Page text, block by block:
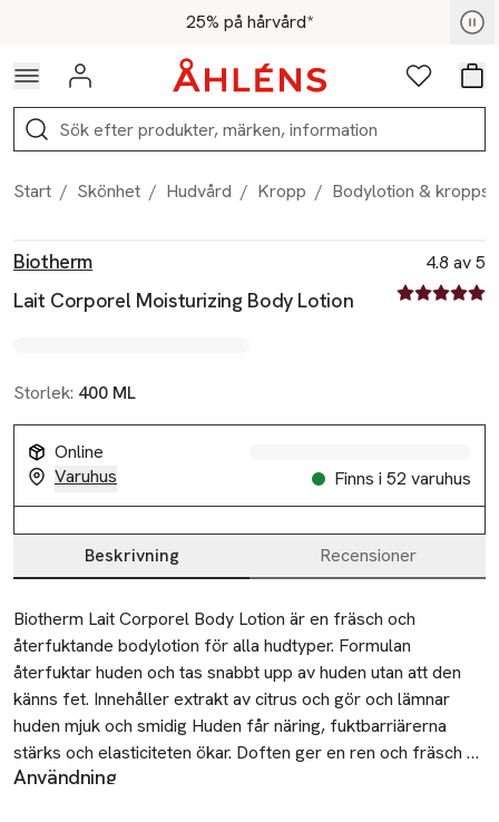
Hoppa till navigationsmenyn25% på hårvård*
För medlemmar - Shoppa nu
Logga in Favoriter
Sök
Start / Skönhet / Hudvård / Kropp / Bodylotion &
Biotherm
Lait Corporel Moisturizing Body Lotion
4.8 av 5
4.8 av fem
Storlek: 400 ML
Online
Varuhus
Finns i 52 varuhus
Beskrivning Recensioner
Beskrivning
Biotherm Lait Corporel Body Lotion är en fräsch och
återfuktande bodylotion för alla hudtyper. Formulan
återfuktar huden och tas snabbt upp av huden utan att den
känns fet. Innehåller extrakt av citrus och gör och lämnar
huden mjuk och smidig Huden får näring, fuktbarriärerna
stärks och elasticiteten ökar. Doften ger en ren och fräsch
känsla av välbehag.
Användning